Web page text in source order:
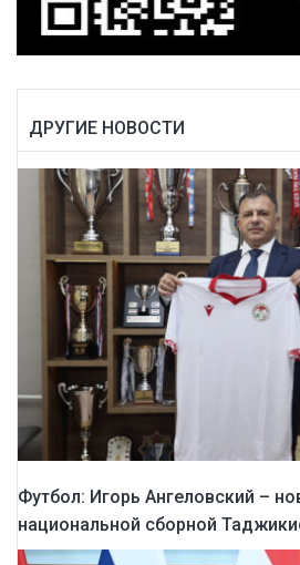
ДРУГИЕ НОВОСТИ
Футбол: Игорь Ангеловский –
национальной сборной